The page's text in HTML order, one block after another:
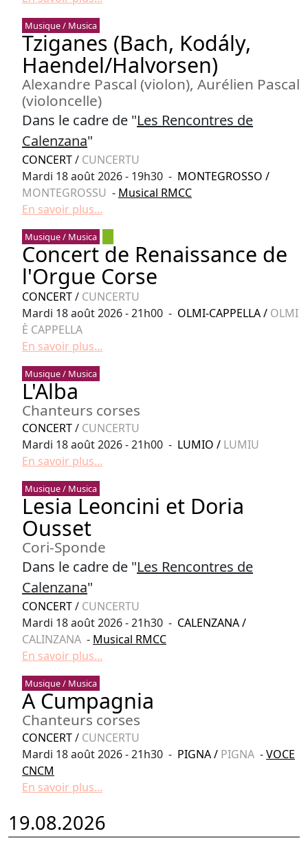
Musique / Musica
Tziganes (Bach, Kodály,
Haendel/Halvorsen)
Alexandre Pascal (violon), Aurélien Pascal
(violoncelle)
Dans le cadre de "Les Rencontres de
Calenzana"
CONCERT/ CUNCERTU
Mardi 18 août 2026 - 19h30 - MONTEGROSSO /
MONTEGROSSU - Musical RMCC
En savoir plus...
Musique / Musica
Concert de Renaissance de
l'Orgue Corse
CONCERT/ CUNCERTU
Mardi 18 août 2026 - 21h00 - OLMI-CAPPELLA/ OLMI
È CAPPELLA
En savoir plus...
Musique / Musica
L'Alba
Chanteurs corses
CONCERT/ CUNCERTU
Mardi 18 août 2026 - 21h00 - LUMIO / LUMIU
En savoir plus...
Musique / Musica
Lesia Leoncini et Doria
Ousset
Cori-Sponde
Dans le cadre de "Les Rencontres de
Calenzana"
CONCERT/ CUNCERTU
Mardi 18 août 2026 - 21h30 - CALENZANA/
CALINZANA - Musical RMCC
En savoir plus...
Musique / Musica
A Cumpagnia
Chanteurs corses
CONCERT/ CUNCERTU
Mardi 18 août 2026 - 21h30 - PIGNA/ PIGNA -VOCE
CNCM
En savoir plus...
19.08.2026